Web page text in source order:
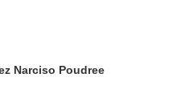
Narciso Poudree